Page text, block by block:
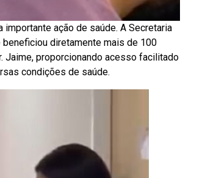
ação de saúde. A Secretaria
diretamente mais de 100
Jaime, proporcionando acesso facilitado
condições de saúde.